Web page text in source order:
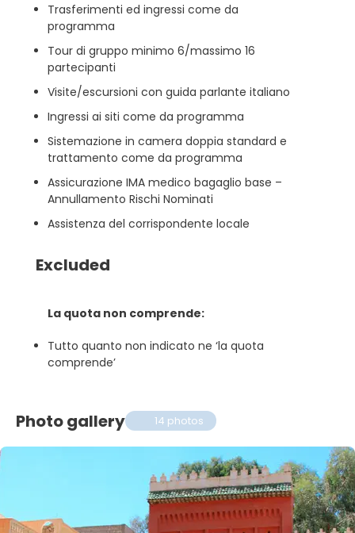
Trasferimenti ed ingressi come da
programma
Tour di gruppo minimo 6/massimo 16
partecipanti
Visite/escursioni con guida parlante italiano
Ingressi ai siti come da programma
Sistemazione in camera doppia standard e
trattamento come da programma
Assicurazione IMA medico bagaglio base –
Annullamento Rischi Nominati
Assistenza del corrispondente locale
Excluded
La quota non comprende:
Tutto quanto non indicato ne ‘la quota
comprende’
Photo gallery 14 photos